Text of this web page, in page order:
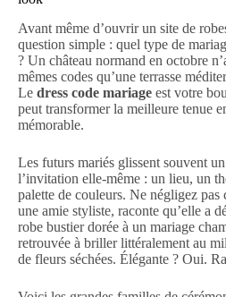
Avant même d’ouvrir un site de
question simple : quel type de
? Un château normand en octobre
mêmes codes qu’une terrasse
Le dress code mariage est votre
peut transformer la meilleure tenue
mémorable.
Les futurs mariés glissent souvent
l’invitation elle-même : un lieu, un
palette de couleurs. Ne négligez pas
une amie styliste, raconte qu’elle a
robe bustier dorée à un mariage
retrouvée à briller littéralement au
de fleurs séchées. Élégante ? Oui.